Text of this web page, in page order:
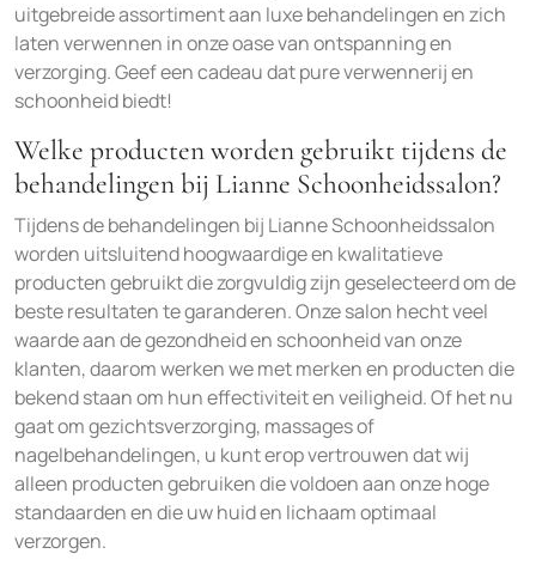
uitgebreide assortiment aan luxe behandelingen en zich
laten verwennen in onze oase van ontspanning en
verzorging. Geef een cadeau dat pure verwennerij en
schoonheid biedt!
Welke producten worden gebruikt tijdens de
behandelingen bij Lianne Schoonheidssalon?
Tijdens de behandelingen bij Lianne Schoonheidssalon
worden uitsluitend hoogwaardige en kwalitatieve
producten gebruikt die zorgvuldig zijn geselecteerd om de
beste resultaten te garanderen. Onze salon hecht veel
waarde aan de gezondheid en schoonheid van onze
klanten, daarom werken we met merken en producten die
bekend staan om hun effectiviteit en veiligheid. Of het nu
gaat om gezichtsverzorging, massages of
nagelbehandelingen, u kunt erop vertrouwen dat wij
alleen producten gebruiken die voldoen aan onze hoge
standaarden en die uw huid en lichaam optimaal
verzorgen.